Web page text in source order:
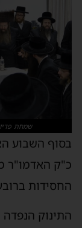
שמחת
בסוף השבוע
כ"ק האדמו"ר
החסידות
התינוק הנפדה